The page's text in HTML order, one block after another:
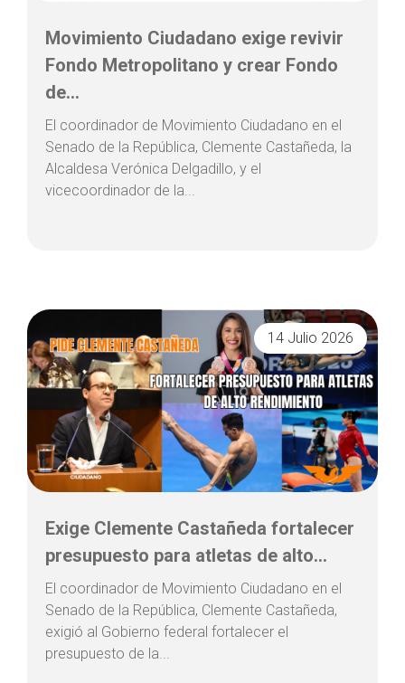
Movimiento Ciudadano exige revivir
Fondo Metropolitano y crear Fondo
de...
El coordinador de Movimiento Ciudadano en el
Senado de la República, Clemente Castañeda, la
Alcaldesa Verónica Delgadillo, y el
vicecoordinador de la...
14 Julio 2026
Exige Clemente Castañeda fortalecer
presupuesto para atletas de alto...
El coordinador de Movimiento Ciudadano en el
Senado de la República, Clemente Castañeda,
exigió al Gobierno federal fortalecer el
presupuesto de la...